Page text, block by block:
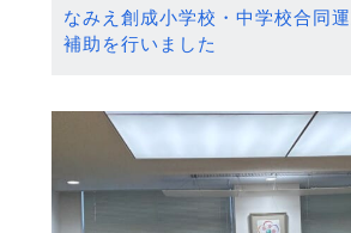
なみえ創成小学校・中学校合同
補助を行いました